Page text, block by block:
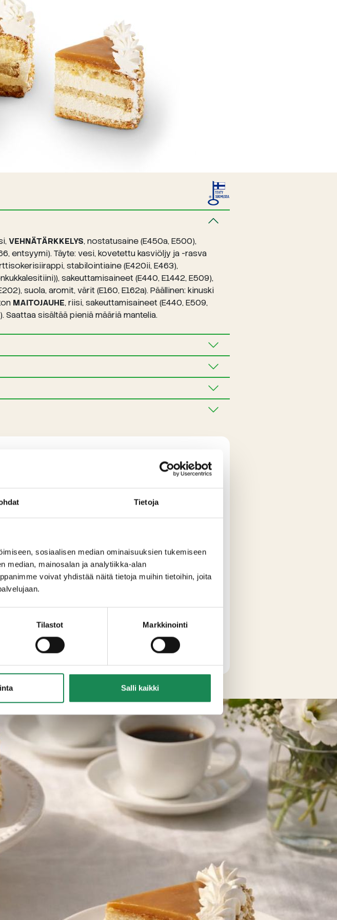
Tietoja
sosiaalisen median ominaisuuksien tukemiseen
median, mainosalan ja analytiikka-alan
voivat yhdistää näitä tietoja muihin tietoihin, joita
Tilastot Markkinointi
Salli kaikki
VEHNÄTÄRKKELYS, nostatusaine (E450a, E500),
entsyymi). Täyte: vesi, kovetettu kasviöljy ja -rasva
stabilointiaine (E420ii, E463),
sakeuttamisaineet (E440, E1442, E509),
suola, aromit, värit (E160, E162a). Päällinen: kinuski
MAITOJAUHE, riisi, sakeuttamisaineet (E440, E509,
Saattaa sisältää pieniä määriä mantelia.